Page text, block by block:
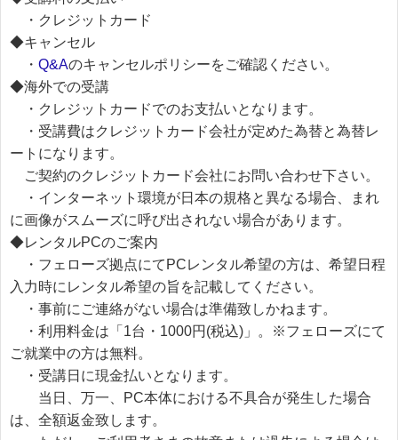
・クレジットカード
◆キャンセル
・ Q&Aのキャンセルポリシーをご確認ください。
◆海外での受講
・クレジットカードでのお支払いとなります。
・受講費はクレジットカード会社が定めた為替と為替レ
ートになります。
ご契約のクレジットカード会社にお問い合わせ下さい。
・インターネット環境が日本の規格と異なる場合、まれ
に画像がスムーズに呼び出されない場合があります。
◆レンタルPCのご案内
・フェローズ拠点にてPCレンタル希望の方は、希望日程
入力時にレンタル希望の旨を記載してください。
・事前にご連絡がない場合は準備致しかねます。
・利用料金は「1台・1000円(税込)」。※フェローズにて
ご就業中の方は無料。
・受講日に現金払いとなります。
当日、万一、PC本体における不具合が発生した場合
は、全額返金致します。